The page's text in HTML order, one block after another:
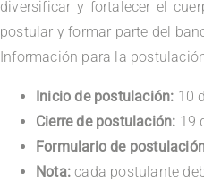
diversificar y fortalecer el
postular y formar parte del
Información para la
Inicio de postulación: 10
Cierre de postulación: 19
Formulario de
Nota: cada postulante